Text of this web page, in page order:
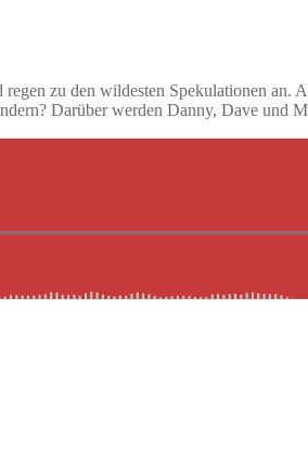
zu den wildesten Spekulationen an.
Darüber werden Danny, Dave und